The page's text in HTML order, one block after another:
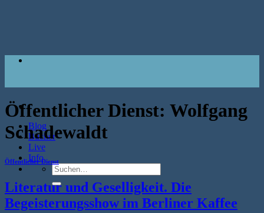
Blog
Bücher
Live
Info
Suche
nach:
Öffentlicher Dienst: Wolfgang
Schadewaldt
Öffentlicher Dienst
Literatur und Geselligkeit. Die
Begeisterungsshow im Berliner Kaffee